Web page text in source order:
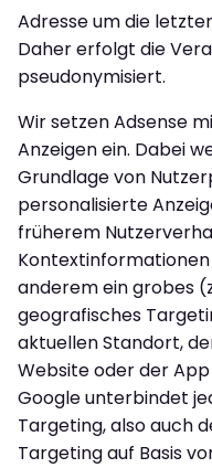
Adresse um die
Daher erfolgt die
pseudonymisiert.
Wir setzen Adsense
Anzeigen ein. Dabei
Grundlage von
personalisierte
früherem
anderem ein grobes
geografisches
aktuellen Standort,
Website oder der
Google unterbindet
Targeting, also auch
Targeting auf Basis